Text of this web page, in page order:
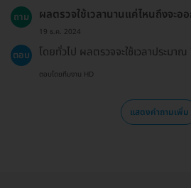
ถาม ผลตรวจใช้เวลานานแค่ไหนถึงจะอ
19 ธ.ค. 2024
ตอบ โดยทั่วไป ผลตรวจจะใช้เวลาประมา
ตอบโดยทีมงาน HD
แสดงคำถามเพิ่ม